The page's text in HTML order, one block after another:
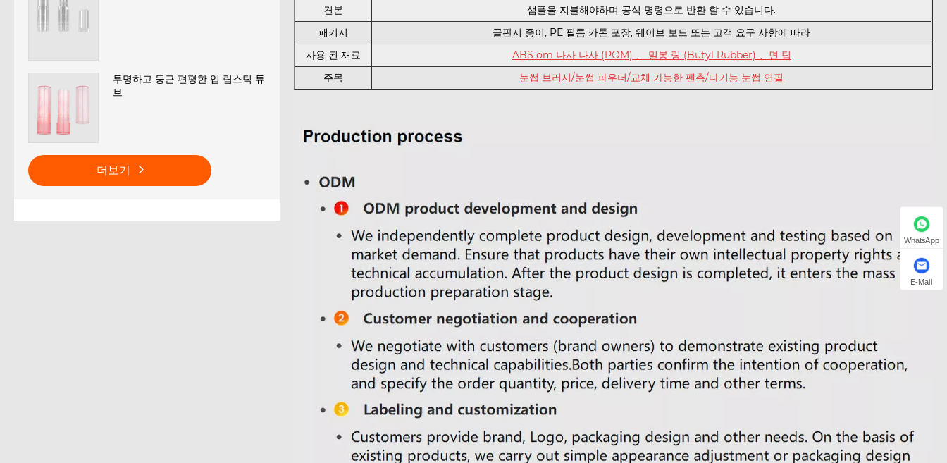
투명하고 둥근 편평한 입 립스틱 튜
브
더보기
견본
샘플을 지불해야하며 공식 명령으로 반환 할 수 있습니다.
패키지
골판지 종이, PE 필름 카톤 포장, 웨이브 보드 또는 고객 요구 사항에 따라
사용 된 재료
ABS om 나사 나사 (POM) 、 밀봉 링 (Butyl Rubber) 、면 팁
주목
눈썹 브러시/눈썹 파우더/교체 가능한 펜촉/다기능 눈썹 연필
WhatsApp
E-Mail